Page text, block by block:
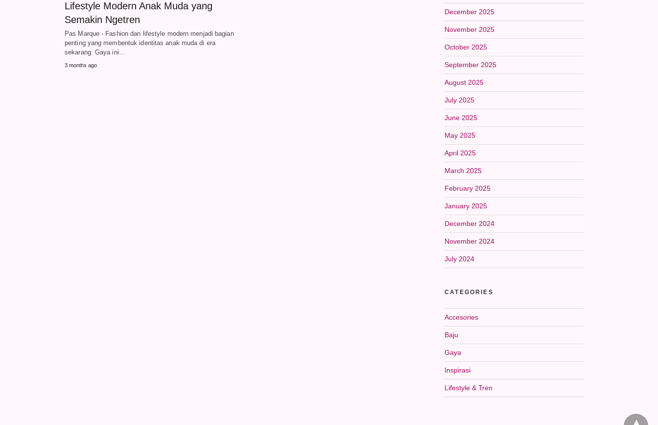
Lifestyle Modern Anak Muda yang
Semakin Ngetren
Pas Marque - Fashion dan lifestyle modern menjadi bagian
penting yang membentuk identitas anak muda di era
sekarang. Gaya ini…
3 months ago
December 2025
November 2025
October 2025
September 2025
August 2025
July 2025
June 2025
May 2025
April 2025
March 2025
February 2025
January 2025
December 2024
November 2024
July 2024
CATEGORIES
Accesories
Baju
Gaya
Inspirasi
Lifestyle & Tren